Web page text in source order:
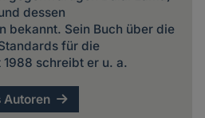
dessen
bekannt. Sein Buch über die
für die
schreibt er u. a.
Autoren